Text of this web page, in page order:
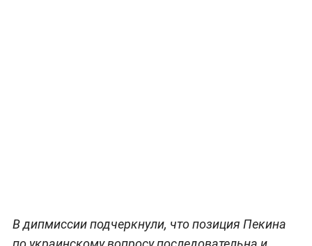
В дипмиссии подчеркнули, что позиция Пекина